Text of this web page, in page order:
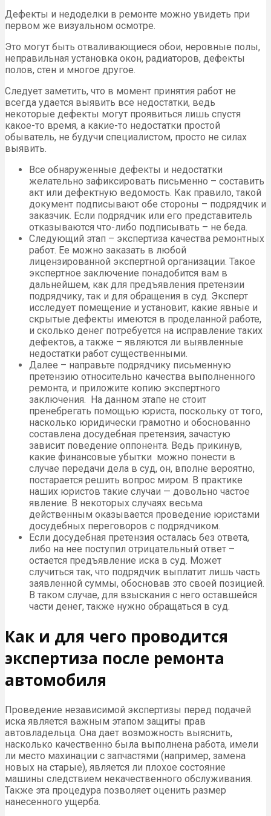
Дефекты и недоделки в ремонте можно увидеть при
первом же визуальном осмотре.
Это могут быть отваливающиеся обои, неровные полы,
неправильная установка окон, радиаторов, дефекты
полов, стен и многое другое.
Следует заметить, что в момент принятия работ не
всегда удается выявить все недостатки, ведь
некоторые дефекты могут проявиться лишь спустя
какое-то время, а какие-то недостатки простой
обыватель, не будучи специалистом, просто не силах
выявить.
Все обнаруженные дефекты и недостатки
желательно зафиксировать письменно – составить
акт или дефектную ведомость. Как правило, такой
документ подписывают обе стороны – подрядчик и
заказчик. Если подрядчик или его представитель
отказываются что-либо подписывать – не беда.
Следующий этап – экспертиза качества ремонтных
работ. Ее можно заказать в любой
лицензированной экспертной организации. Такое
экспертное заключение понадобится вам в
дальнейшем, как для предъявления претензии
подрядчику, так и для обращения в суд. Эксперт
исследует помещение и установит, какие явные и
скрытые дефекты имеются в проделанной работе,
и сколько денег потребуется на исправление таких
дефектов, а также – являются ли выявленные
недостатки работ существенными.
Далее – направьте подрядчику письменную
претензию относительно качества выполненного
ремонта, и приложите копию экспертного
заключения. На данном этапе не стоит
пренебрегать помощью юриста, поскольку от того,
насколько юридически грамотно и обоснованно
составлена досудебная претензия, зачастую
зависит поведение оппонента. Ведь прикинув,
какие финансовые убытки можно понести в
случае передачи дела в суд, он, вполне вероятно,
постарается решить вопрос миром. В практике
наших юристов такие случаи — довольно частое
явление. В некоторых случаях весьма
действенным оказывается проведение юристами
досудебных переговоров с подрядчиком.
Если досудебная претензия осталась без ответа,
либо на нее поступил отрицательный ответ –
остается предъявление иска в суд. Может
случиться так, что подрядчик выплатит лишь часть
заявленной суммы, обосновав это своей позицией.
В таком случае, для взыскания с него оставшейся
части денег, также нужно обращаться в суд.
Как и для чего проводится
экспертиза после ремонта
автомобиля
Проведение независимой экспертизы перед подачей
иска является важным этапом защиты прав
автовладельца. Она дает возможность выяснить,
насколько качественно была выполнена работа, имели
ли место махинации с запчастями (например, замена
новых на старые), является ли плохое состояние
машины следствием некачественного обслуживания.
Также эта процедура позволяет оценить размер
нанесенного ущерба.